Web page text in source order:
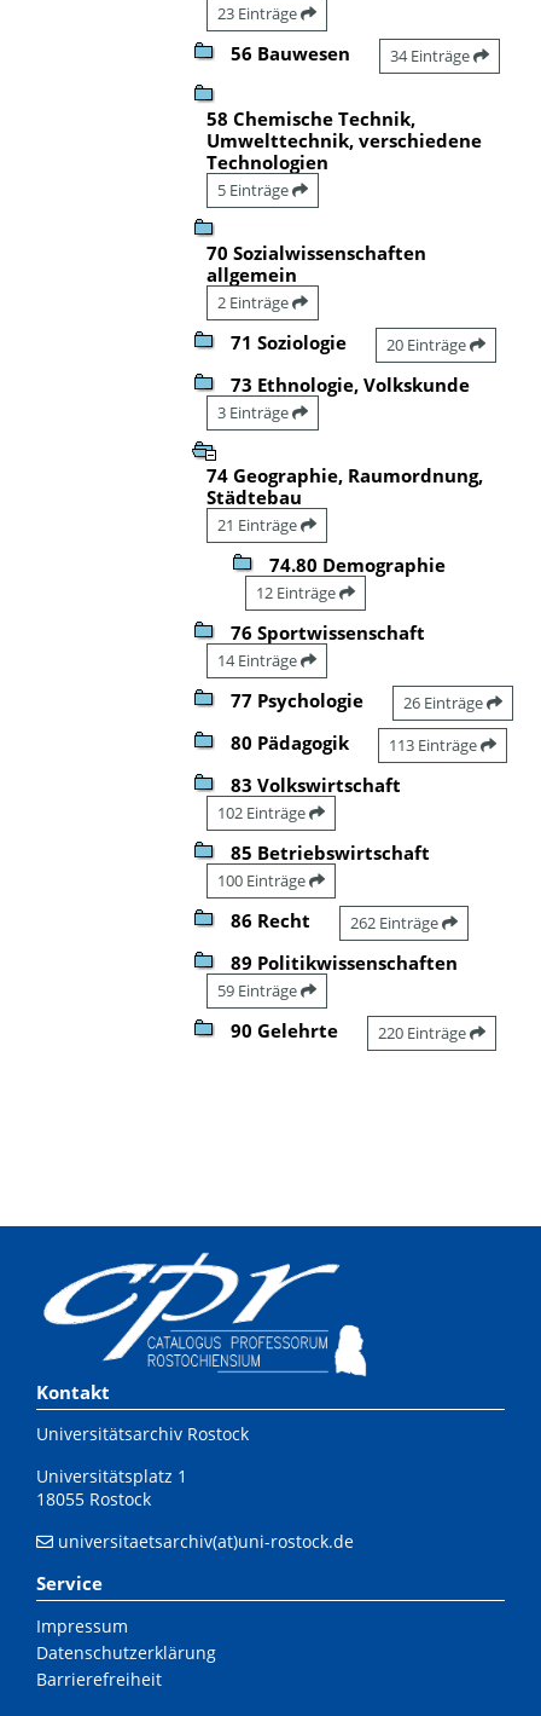
23 Einträge
56 Bauwesen 34 Einträge
58 Chemische Technik,
Umwelttechnik, verschiedene
Technologien
5 Einträge
70 Sozialwissenschaften
allgemein
2 Einträge
71 Soziologie 20 Einträge
73 Ethnologie, Volkskunde
3 Einträge
74 Geographie, Raumordnung,
Städtebau
21 Einträge
74.80 Demographie
12 Einträge
76 Sportwissenschaft
14 Einträge
77 Psychologie 26 Einträge
80 Pädagogik 113 Einträge
83 Volkswirtschaft
102 Einträge
85 Betriebswirtschaft
100 Einträge
86 Recht 262 Einträge
89 Politikwissenschaften
59 Einträge
90 Gelehrte 220 Einträge
Kontakt
Universitätsarchiv Rostock
Universitätsplatz 1
18055 Rostock
universitaetsarchiv(at)uni-rostock.de
Service
Impressum
Datenschutzerklärung
Barrierefreiheit